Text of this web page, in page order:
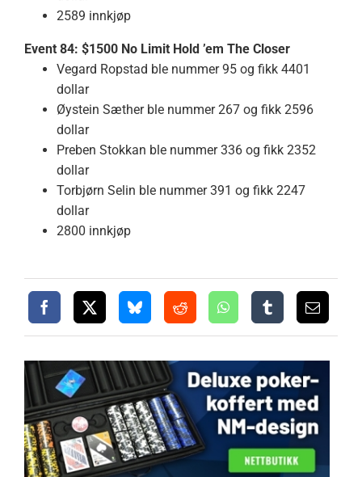
2589 innkjøp
Event 84: $1500 No Limit Hold ’em The Closer
Vegard Ropstad ble nummer 95 og fikk 4401
dollar
Øystein Sæther ble nummer 267 og fikk 2596
dollar
Preben Stokkan ble nummer 336 og fikk 2352
dollar
Torbjørn Selin ble nummer 391 og fikk 2247
dollar
2800 innkjøp